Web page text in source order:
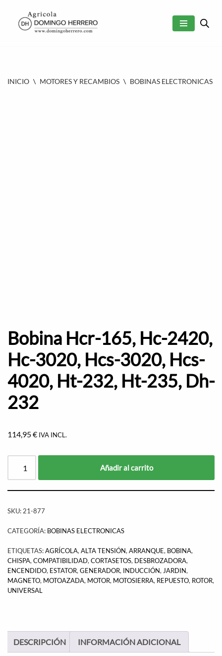
SALTAR
INICIO \ MOTORES Y RECAMBIOS \ BOBINAS ELECTRONICAS
Bobina Hcr-165, Hc-2420,
Hc-3020, Hcs-3020, Hcs-
4020, Ht-232, Ht-235, Dh-
232
114,95€ IVA INCL.
Añadir al carrito
SKU: 21-877
CATEGORÍA: BOBINAS ELECTRONICAS
ETIQUETAS:AGRÍCOLA, ALTA TENSIÓN, ARRANQUE, BOBINA,
CHISPA, COMPATIBILIDAD, CORTASETOS, DESBROZADORA,
ENCENDIDO, ESTATOR, GENERADOR, INDUCCIÓN, JARDIN,
MAGNETO, MOTOAZADA, MOTOR, MOTOSIERRA, REPUESTO, ROTOR,
UNIVERSAL
DESCRIPCIÓN INFORMACIÓN ADICIONAL